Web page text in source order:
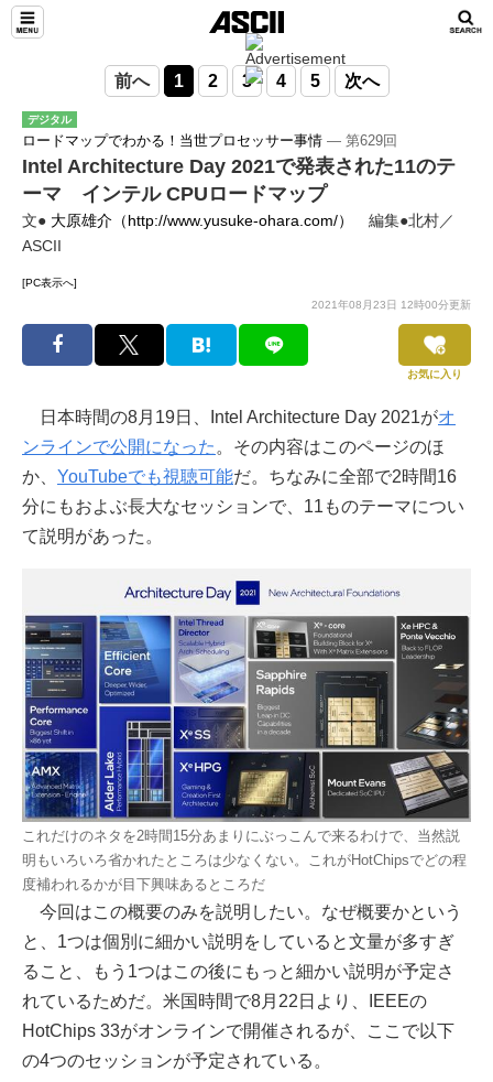
前へ 1 2 3 4 5 次へ
デジタル
ロードマップでわかる！当世プロセッサー事情 ― 第629回
Intel Architecture Day 2021で発表された11のテ
ーマ インテル CPUロードマップ
文● 大原雄介（http://www.yusuke-ohara.com/）
編集●北村／
ASCII
[PC表示へ]
2021年08月23日 12時00分更新
お気に入り
日本時間の8月19日、Intel Architecture Day 2021がオ
ンラインで公開になった 。その内容はこのページのほ
か、 YouTubeでも視聴可能だ。ちなみに全部で2時間16
分にもおよぶ長大なセッションで、11ものテーマについ
て説明があった。
これだけのネタを2時間15分あまりにぶっこんで来るわけで、当然説
明もいろいろ省かれたところは少なくない。これがHotChipsでどの程
度補われるかが目下興味あるところだ
今回はこの概要のみを説明したい。なぜ概要かという
と、1つは個別に細かい説明をしていると文量が多すぎ
ること、もう1つはこの後にもっと細かい説明が予定さ
れているためだ。米国時間で8月22日より、IEEEの
HotChips 33がオンラインで開催されるが、ここで以下
の4つのセッションが予定されている。